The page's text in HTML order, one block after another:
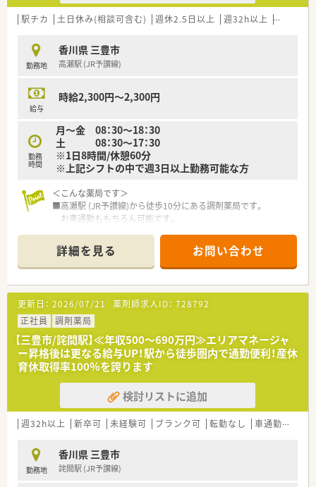
駅チカ 土日休み(相談可含む) 週休2.5日以上 週32h以上 転勤なし
勤務地
香川県 三豊市
高瀬駅 (JR予讃線)
給与
時給2,300円～2,300円
勤務
時間
月～金 08：30～18：30
土 08：30～17：30
※1日8時間/休憩60分
※上記シフトの中で週3日以上勤務可能な方
＜こんな薬局です＞
■高瀬駅 (JR予讃線)から徒歩10分にある調剤薬局です。
お車通勤ももちろん可能です。
■薬剤師は常勤2名 パート1名が在籍しています。
＜業務内容＞
■眼科の処方箋をメインで応需されています。
■処方箋は120～130枚/日程度、薬剤師2～3名体制です。
＜研修制度＞
■香川県観音寺市を中心に9店舗展開の調剤薬局です。
■令和3年で30周年を迎えた地域密着型の老舗薬局です。
■観音寺エリアに3店舗、三豊エリアに5店舗、善通寺エリアに1
店舗ドミナント展開しております。
■社長も日々現場に出ておられ就業されているので現場の状況
も把握されています。
■在宅業務にも日々取り組まれており、地域に必要とされる医療
を提供できるよう努められています。
＜会社概要＞
■香川県観音寺市を中心に9店舗展開の調剤薬局です。
■令和3年で30周年を迎えた地域密着型の老舗薬局です。
詳細を見る お問い合わせ
更新日： 2026/07/21 薬剤師求人ID： 728792
正社員
調剤薬局
【三豊市/詫間駅】≪年収500～690万円≫エリアマネージャ
ー昇格後は更なる給与UP！駅から徒歩圏内で通勤便利！産休
育休取得率100％を誇ります
検討リストに追加
週32h以上 新卒可 未経験可 ブランク可 転勤なし 車通勤可
勤務地
香川県 三豊市
詫間駅 (JR予讃線)